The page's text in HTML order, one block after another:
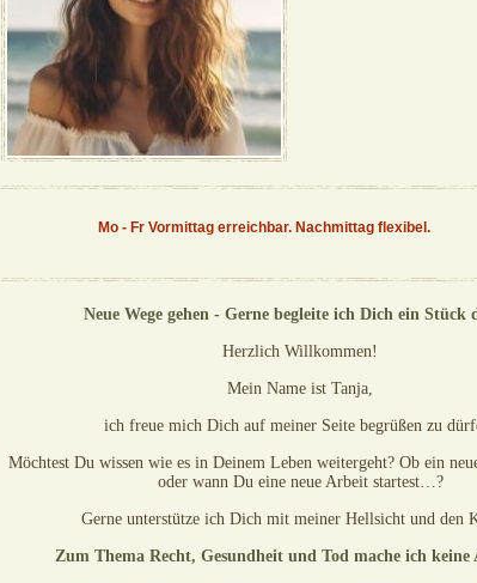
Energiearbeit und helfe Dir gerne
bei Deinen Fragen und Problemen.
Mo - Fr Vormittag erreichbar. Nachmittag flexibel.
Neue Wege gehen - Gerne begleite ich Dich ein Stück
Herzlich Willkommen!
Mein Name ist Tanja,
ich freue mich Dich auf meiner Seite begrüßen zu
Möchtest Du wissen wie es in Deinem Leben weitergeht? Ob ein
oder wann Du eine neue Arbeit startest…?
Gerne unterstütze ich Dich mit meiner Hellsicht und den
Zum Thema Recht, Gesundheit und Tod mache ich keine